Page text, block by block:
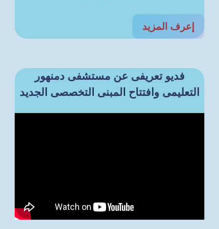
إعرف المزيد
فديو تعريفى عن مستشفى دمنهور
التعليمى وافتتاح المبنى التخصصى الجديد